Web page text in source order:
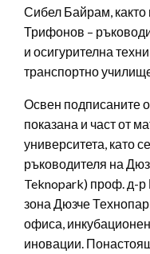
Сибел Байрам,
Трифонов –
и осигурителна
транспортно
Освен подписаните
показана и част от
университета, като
ръководителя на
Teknopark) проф. д-р
зона Дюзче
офиса,
иновации.